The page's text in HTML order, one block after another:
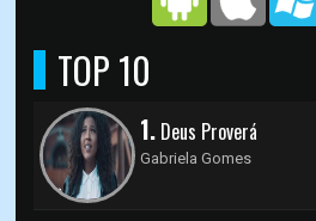
TOP 10
1. Deus Proverá
Gabriela Gomes